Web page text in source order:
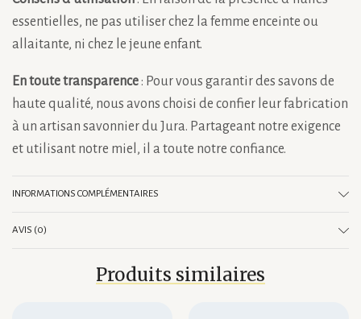
essentielles, ne pas utiliser chez la femme enceinte ou
allaitante, ni chez le jeune enfant.
En toute transparence : Pour vous garantir des savons de
haute qualité, nous avons choisi de confier leur fabrication
à un artisan savonnier du Jura. Partageant notre exigence
et utilisant notre miel, il a toute notre confiance.
INFORMATIONS COMPLÉMENTAIRES
AVIS (0)
Produits similaires